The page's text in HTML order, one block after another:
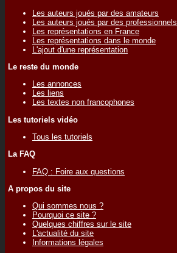
Les auteurs joués par des amateurs
Les auteurs joués par des professionnels
Les représentations en France
Les représentations dans le monde
L'ajout d'une représentation
Le reste du monde
Les annonces
Les liens
Les textes non francophones
Les tutoriels vidéo
Tous les tutoriels
La FAQ
FAQ : Foire aux questions
A propos du site
Qui sommes nous ?
Pourquoi ce site ?
Quelques chiffres sur le site
L'actualité du site
Informations légales